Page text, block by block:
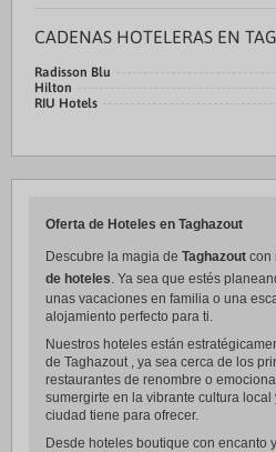
CADENAS HOTELERAS EN
Radisson Blu
Hilton
RIU Hotels
Oferta de Hoteles en Taghazout
Descubre la magia de Taghazout con
de hoteles. Ya sea que estés
unas vacaciones en familia o una
alojamiento perfecto para ti.
Nuestros hoteles están
de Taghazout , ya sea cerca de los
restaurantes de renombre o
sumergirte en la vibrante cultura
ciudad tiene para ofrecer.
Desde hoteles boutique con encanto